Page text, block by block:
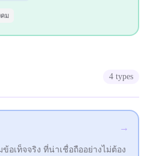
คม
4 types
เท็จจริง ที่น่าเชื่อถืออย่างไม่ต้อง
→